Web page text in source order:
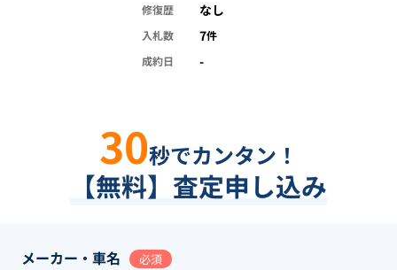
修復歴
なし
入札数 7件
成約日
-
30秒でカンタン！
【無料】査定申し込み
メーカー・車名 必須